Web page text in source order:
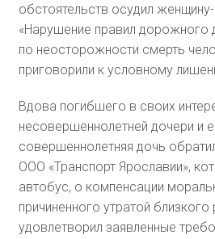
обстоятельств осудил
«Нарушение правил дорожного
по неосторожности смерть
приговорили к условному
Вдова погибшего в своих
несовершеннолетней дочери и
совершеннолетняя дочь
ООО «Транспорт Ярославии»,
автобус, о компенсации
причиненного утратой
удовлетворил заявленные